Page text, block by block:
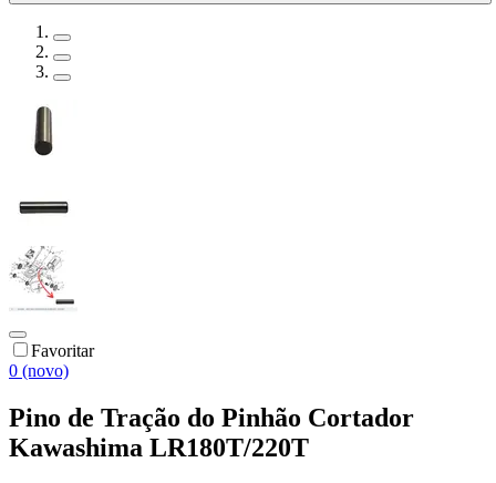
Favoritar
0 (novo)
Pino de Tração do Pinhão Cortador
Kawashima LR180T/220T